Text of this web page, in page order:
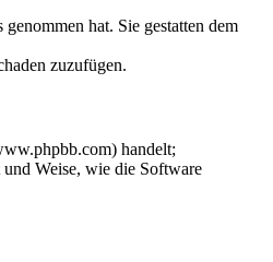
hat. Sie gestatten dem
zuzufügen.
handelt;
Weise, wie die Software